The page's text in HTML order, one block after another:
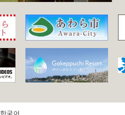
한국어